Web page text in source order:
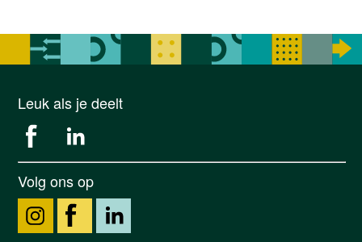
Leuk als je deelt
Volg ons op